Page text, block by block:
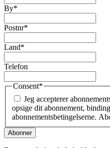
By*
Postnr*
Land*
Telefon
Consent*
Jeg accepterer
opsige dit abonnement,
abonnementsbetingelserne.